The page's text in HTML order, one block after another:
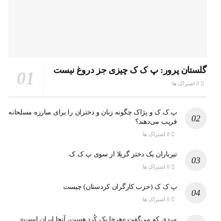
گلستان پرور: پ ک ک چیزی جز دروغ نیست
پ.ک.ک و پژاک چگونه زنان و دختران را برای مبارزه مسلحانه
فریب می‌دهند؟
تیرباران یک دختر گریلا از سوی پ.ک.ک
پ ک ک (حزب کارگران کردستان) چیست
مردی که می‌گفت «هرجا یک کُرد هست، آنجا ایران است»